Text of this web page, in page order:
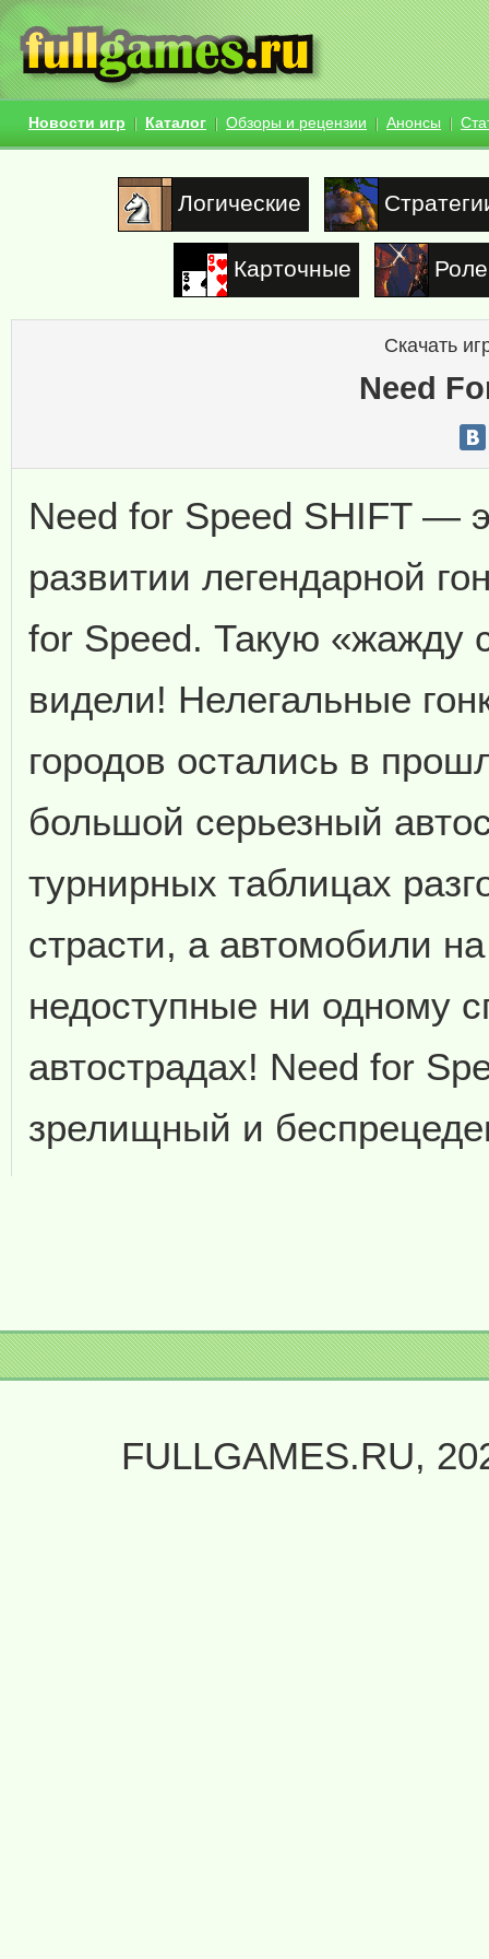
Новости игр Каталог Обзоры и рецензии Анонсы
Логические
Карточные
Скачать
Need
Need for Speed SHIFT —
развитии легендарной
for Speed. Такую «жажду
видели! Нелегальные
городов остались в
большой серьезный
турнирных таблицах
страсти, а автомобили
недоступные ни одному
автострадах! Need for
зрелищный и
FULLGAMES.RU,